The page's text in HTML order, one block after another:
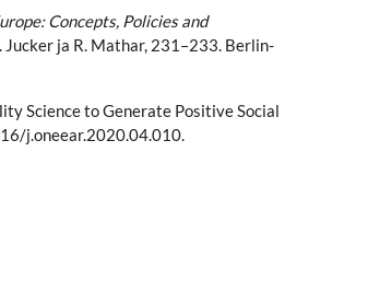
Concepts, Policies and
Jucker ja R. Mathar, 231–233. Berlin-
Science to Generate Positive Social
j.oneear.2020.04.010.